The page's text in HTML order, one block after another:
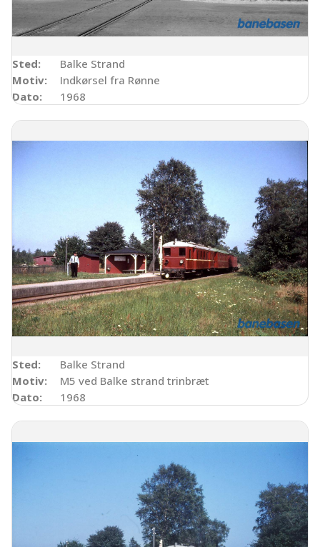
Sted:
Balke Strand
Motiv:
Indkørsel fra Rønne
Dato:
1968
Sted:
Balke Strand
Motiv:
M5 ved Balke strand trinbræt
Dato:
1968